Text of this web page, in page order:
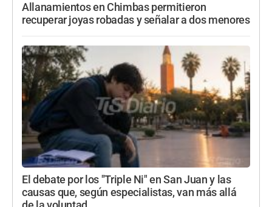
Allanamientos en Chimbas permitieron
recuperar joyas robadas y señalar a dos menores
El debate por los "Triple Ni" en San Juan y las
causas que, según especialistas, van más allá